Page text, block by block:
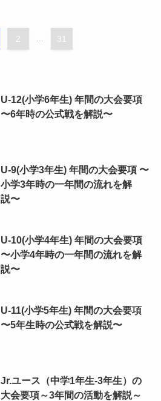
2 31
U-12(小学6年生) 年間の大会要項
〜6年時の公式戦を解説〜
U-9(小学3年生) 年間の大会要項 〜
小学3年時の一年間の流れを解
説〜
U-10(小学4年生) 年間の大会要項
〜小学4年時の一年間の流れを解
説〜
U-11(小学5年生) 年間の大会要項
〜5年生時の公式戦を解説〜
Jr.ユース（中学1年生-3年生）の
大会要項～3年間の活動を解説～